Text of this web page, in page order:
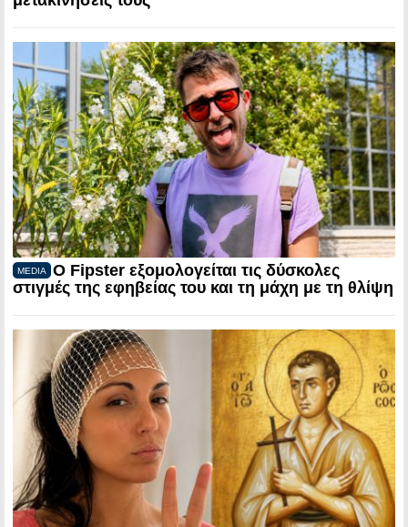
MEDIA
Ο Fipster εξομολογείται τις δύσκολες
στιγμές της εφηβείας του και τη μάχη με τη θλίψη